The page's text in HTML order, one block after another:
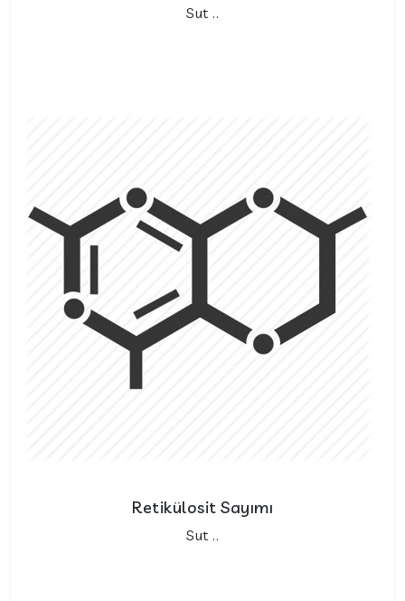
Sut ..
Retikülosit Sayımı
Sut ..